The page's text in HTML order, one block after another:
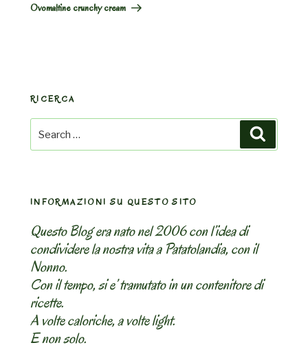
Ovomaltine crunchy cream
RICERCA
Search
for:
INFORMAZIONI SU QUESTO SITO
Questo Blog era nato nel 2006 con l’idea di
condividere la nostra vita a Patatolandia, con il
Nonno.
Con il tempo, si e’ tramutato in un contenitore di
ricette.
A volte caloriche, a volte light.
E non solo.